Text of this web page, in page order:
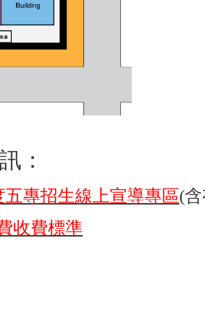
：
五專招生線上宣導專區(
收費標準